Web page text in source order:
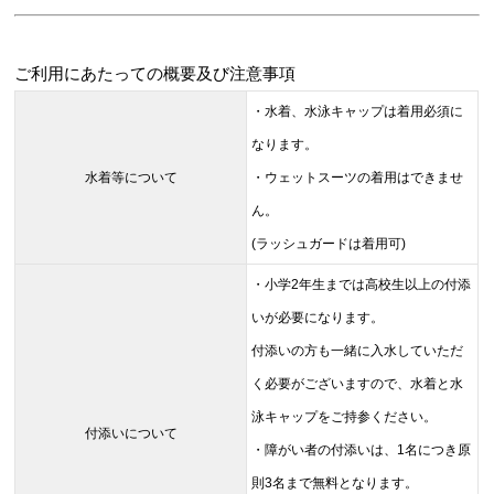
ご利用にあたっての概要及び注意事項
水着等について
・水着、水泳キャップは着用必須に
なります。
・ウェットスーツの着用はできませ
ん。
(ラッシュガードは着用可)
付添いについて
・小学2年生までは高校生以上の付添
いが必要になります。
付添いの方も一緒に入水していただ
く必要がございますので、水着と水
泳キャップをご持参ください。
・障がい者の付添いは、1名につき原
則3名まで無料となります。